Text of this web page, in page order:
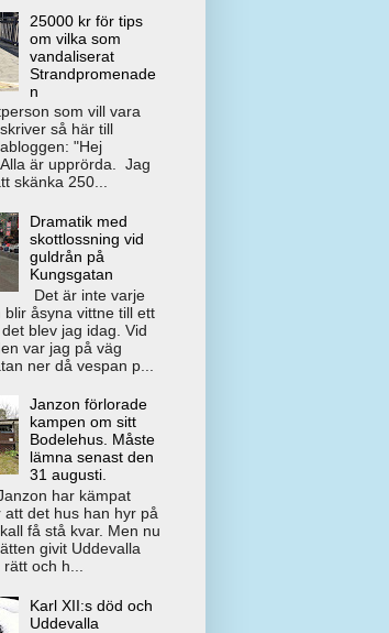
25000 kr för tips
om vilka som
vandaliserat
Strandpromenade
n
som vill vara
så här till
"Hej
är upprörda. Jag
skänka 250...
Dramatik med
skottlossning vid
guldrån på
Kungsgatan
Det är inte varje
blir åsyna vittne till ett
blev jag idag. Vid
var jag på väg
ner då vespan p...
Janzon förlorade
kampen om sitt
Bodelehus. Måste
lämna senast den
31 augusti.
har kämpat
att det hus han hyr på
få stå kvar. Men nu
givit Uddevalla
och h...
Karl XII:s död och
Uddevalla